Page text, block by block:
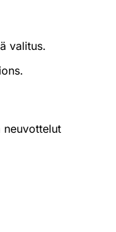
valitus.
neuvottelut